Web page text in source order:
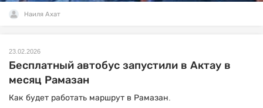
Наиля Ахат
23.02.2026
Бесплатный автобус запустили в Актау в
месяц Рамазан
Как будет работать маршрут в Рамазан.